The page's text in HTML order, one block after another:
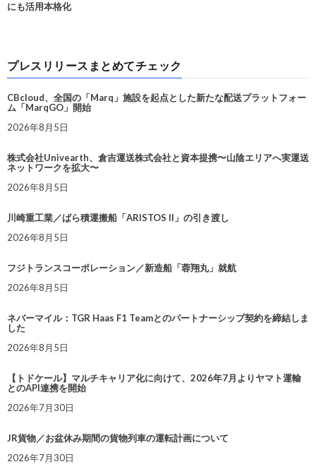
にも活用本格化
プレスリリースまとめてチェック
CBcloud、全国の「Marq」施設を起点とした新たな配送プラットフォー
ム「MarqGO」開始
2026年8月5日
株式会社Univearth、倉吉運送株式会社と資本提携〜山陰エリアへ実運送
ネットワークを拡大〜
2026年8月5日
川崎重工業／ばら積運搬船「ARISTOS II」の引き渡し
2026年8月5日
フジトランスコーポレーション／新造船「蓉翔丸」就航
2026年8月5日
ネバーマイル：TGR Haas F1 Teamとのパートナーシップ契約を締結しま
した
2026年8月5日
【トドケール】マルチキャリア化に向けて、2026年7月よりヤマト運輸
とのAPI連携を開始
2026年7月30日
JR貨物／お盆休み期間の貨物列車の運転計画について
2026年7月30日